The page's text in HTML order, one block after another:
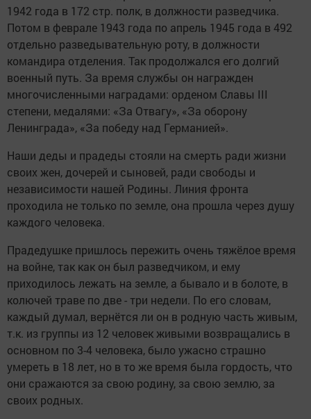
1942 года в 172 стр. полк, в должности разведчика.
Потом в феврале 1943 года по апрель 1945 года в 492
отдельно разведывательную роту, в должности
командира отделения. Так продолжался его долгий
военный путь. За время службы он награжден
многочисленными наградами: орденом Славы III
степени, медалями: «За Отвагу», «За оборону
Ленинграда», «За победу над Германией».
Наши деды и прадеды стояли на смерть ради жизни
своих жен, дочерей и сыновей, ради свободы и
независимости нашей Родины. Линия фронта
проходила не только по земле, она прошла через душу
каждого человека.
Прадедушке пришлось пережить очень тяжёлое время
на войне, так как он был разведчиком, и ему
приходилось лежать на земле, а бывало и в болоте, в
колючей траве по две - три недели. По его словам,
каждый думал, вернётся ли он в родную часть живым,
т.к. из группы из 12 человек живыми возвращались в
основном по 3-4 человека, было ужасно страшно
умереть в 18 лет, но в то же время была гордость, что
они сражаются за свою родину, за свою землю, за
своих родных.